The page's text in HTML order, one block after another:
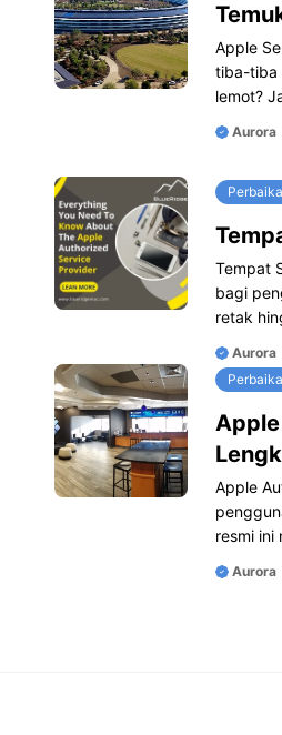
Apple
tiba-tiba
lemot?
Aurora
Tempat
bagi
retak
Aurora
Apple
resmi ini
Aurora